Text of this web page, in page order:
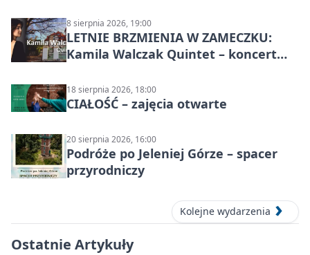
8 sierpnia 2026, 19:00
LETNIE BRZMIENIA W ZAMECZKU:
Kamila Walczak Quintet – koncert
18 sierpnia 2026, 18:00
CIAŁOŚĆ – zajęcia otwarte
20 sierpnia 2026, 16:00
Podróże po Jeleniej Górze – spacer
przyrodniczy
Kolejne wydarzenia
Ostatnie Artykuły